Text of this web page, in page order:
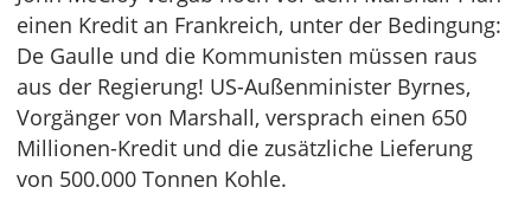
einen Kredit an Frankreich, unter der Bedingung:
De Gaulle und die Kommunisten müssen raus
aus der Regierung! US-Außenminister Byrnes,
Vorgänger von Marshall, versprach einen 650
Millionen-Kredit und die zusätzliche Lieferung
von 500.000 Tonnen Kohle.